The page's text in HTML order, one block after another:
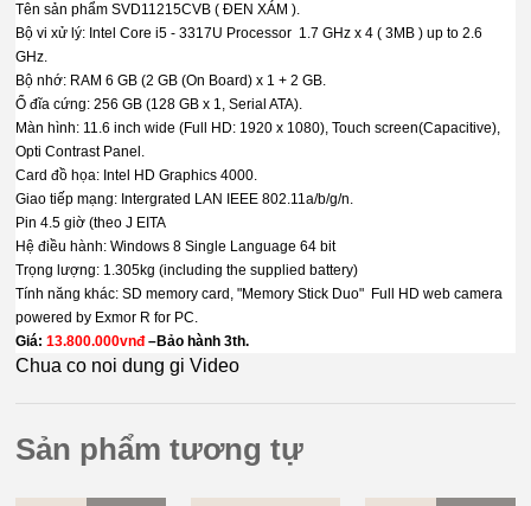
Tên sản phẩm SVD11215CVB ( ĐEN XÁM ).
Bộ vi xử lý: Intel Core i5 - 3317U Processor 1.7 GHz x 4 ( 3MB ) up to 2.6
GHz.
Bộ nhớ: RAM 6 GB (2 GB (On Board) x 1 + 2 GB.
Ổ đĩa cứng: 256 GB (128 GB x 1, Serial ATA).
Màn hình: 11.6 inch wide (Full HD: 1920 x 1080), Touch screen(Capacitive),
Opti Contrast Panel.
Card đồ họa: Intel HD Graphics 4000.
Giao tiếp mạng: Intergrated LAN IEEE 802.11a/b/g/n.
Pin 4.5 giờ (theo J EITA
Hệ điều hành: Windows 8 Single Language 64 bit
Trọng lượng: 1.305kg (including the supplied battery)
Tính năng khác: SD memory card, "Memory Stick Duo" Full HD web camera
powered by Exmor R for PC.
Giá:13.800.000vnđ–Bảo hành 3th.
Chua co noi dung gi Video
Sản phẩm tương tự